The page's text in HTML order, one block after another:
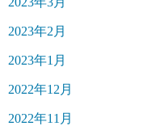
2023年2月
2023年1月
2022年12月
2022年11月